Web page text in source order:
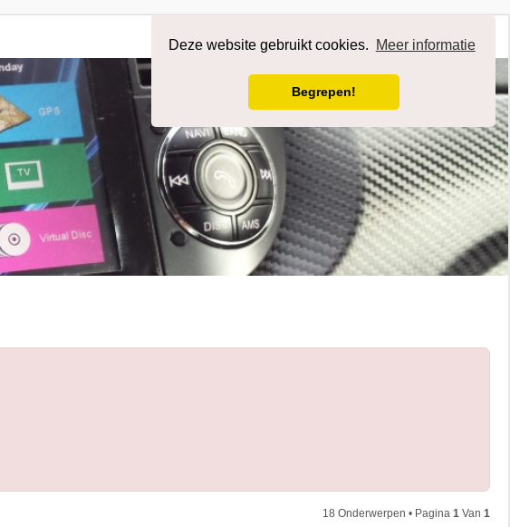
Deze website gebruikt cookies. Meer informatie
Begrepen!
Afmelden
18 Onderwerpen • Pagina 1 Van 1